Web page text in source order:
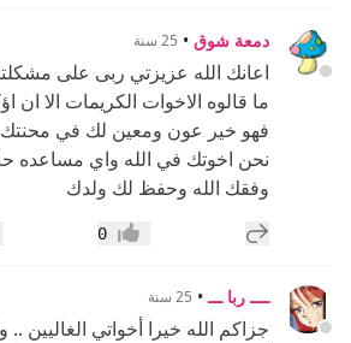
دمعة شوق • 25 سنة
اعانك الله عزيزتي ربى على
ما قالوه الاخوات الكريمات الا ان
فهو خير عون ومعين لك في
نحن اخوتك في الله واي مساعده
وفقك الله وحفظ لك ولدك
إضافة رد جديد إعجاب0
ــــ ربا ـــ • 25 سنة
جزاكم الله خيرا أخواتي الغاليين ..